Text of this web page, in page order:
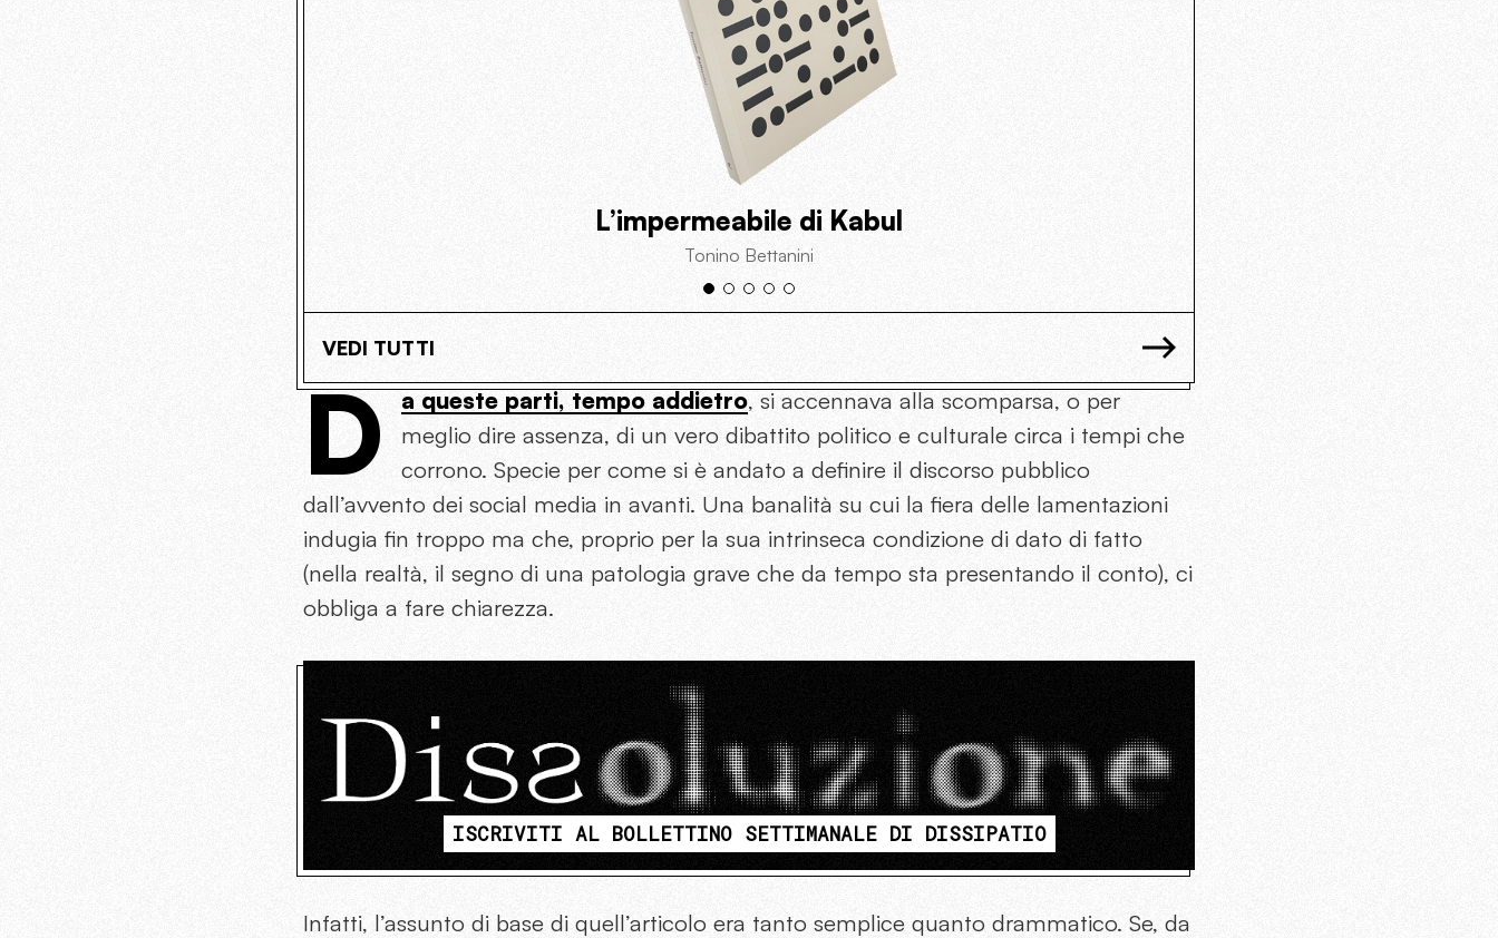
L’impermeabile di Kabul
Tonino Bettanini
VEDI TUTTI
D a queste parti, tempo addietro, si accennava alla scomparsa, o per
meglio dire assenza, di un vero dibattito politico e culturale circa i tempi che
corrono. Specie per come si è andato a definire il discorso pubblico
dall’avvento dei social media in avanti. Una banalità su cui la fiera delle lamentazioni
indugia fin troppo ma che, proprio per la sua intrinseca condizione di dato di fatto
(nella realtà, il segno di una patologia grave che da tempo sta presentando il conto), ci
obbliga a fare chiarezza.
ISCRIVITI AL BOLLETTINO SETTIMANALE DI DISSIPATIO
Infatti, l’assunto di base di quell’articolo era tanto semplice quanto drammatico. Se, da